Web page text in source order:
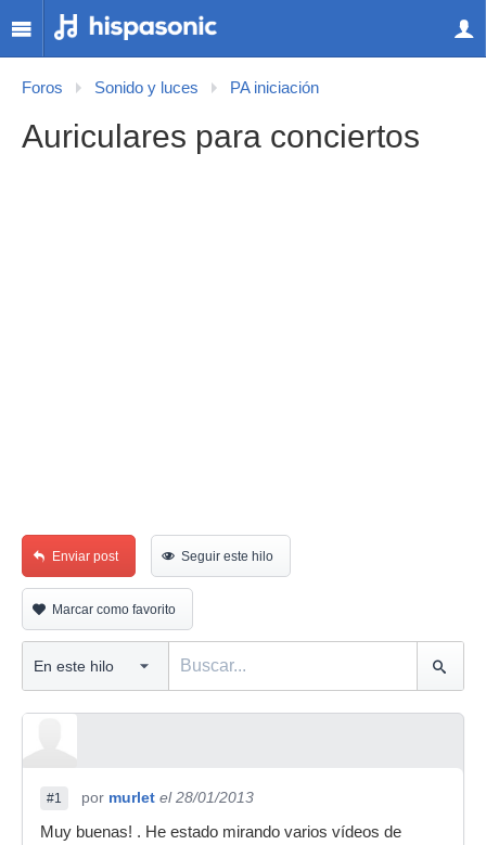
Foros Sonido y luces PA iniciación
Auriculares para conciertos
Enviar post Seguir este hilo
Marcar como favorito
#1 por murlet el 28/01/2013
Muy buenas! . He estado mirando varios vídeos de